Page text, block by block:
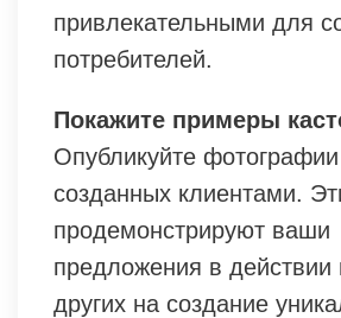
привлекательными для
потребителей.
Покажите примеры
Опубликуйте фотографии
созданных клиентами.
продемонстрируют ваши
предложения в действии
других на создание